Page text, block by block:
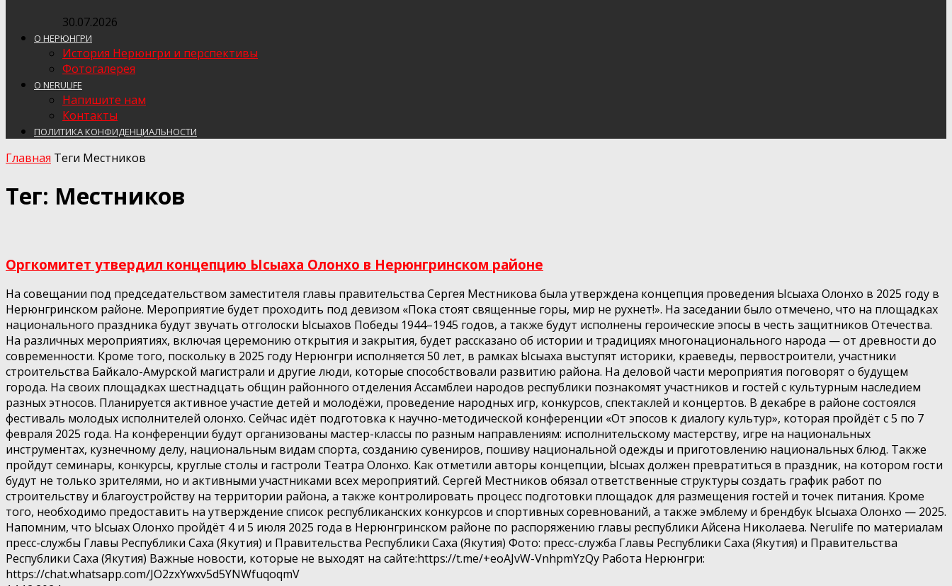
30.07.2026
О НЕРЮНГРИ
История Нерюнгри и перспективы
Фотогалерея
О NERULIFE
Напишите нам
Контакты
ПОЛИТИКА КОНФИДЕНЦИАЛЬНОСТИ
Главная Теги Местников
Тег: Местников
Оргкомитет утвердил концепцию Ысыаха Олонхо в Нерюнгринском районе
На совещании под председательством заместителя главы правительства Сергея Местникова была утверждена концепция проведения Ысыаха Олонхо в 2025 году в
Нерюнгринском районе. Мероприятие будет проходить под девизом «Пока стоят священные горы, мир не рухнет!». На заседании было отмечено, что на площадках
национального праздника будут звучать отголоски Ысыахов Победы 1944–1945 годов, а также будут исполнены героические эпосы в честь защитников Отечества.
На различных мероприятиях, включая церемонию открытия и закрытия, будет рассказано об истории и традициях многонационального народа — от древности до
современности. Кроме того, поскольку в 2025 году Нерюнгри исполняется 50 лет, в рамках Ысыаха выступят историки, краеведы, первостроители, участники
строительства Байкало-Амурской магистрали и другие люди, которые способствовали развитию района. На деловой части мероприятия поговорят о будущем
города. На своих площадках шестнадцать общин районного отделения Ассамблеи народов республики познакомят участников и гостей с культурным наследием
разных этносов. Планируется активное участие детей и молодёжи, проведение народных игр, конкурсов, спектаклей и концертов. В декабре в районе состоялся
фестиваль молодых исполнителей олонхо. Сейчас идёт подготовка к научно-методической конференции «От эпосов к диалогу культур», которая пройдёт с 5 по 7
февраля 2025 года. На конференции будут организованы мастер-классы по разным направлениям: исполнительскому мастерству, игре на национальных
инструментах, кузнечному делу, национальным видам спорта, созданию сувениров, пошиву национальной одежды и приготовлению национальных блюд. Также
пройдут семинары, конкурсы, круглые столы и гастроли Театра Олонхо. Как отметили авторы концепции, Ысыах должен превратиться в праздник, на котором гости
будут не только зрителями, но и активными участниками всех мероприятий. Сергей Местников обязал ответственные структуры создать график работ по
строительству и благоустройству на территории района, а также контролировать процесс подготовки площадок для размещения гостей и точек питания. Кроме
того, необходимо предоставить на утверждение список республиканских конкурсов и спортивных соревнований, а также эмблему и брендбук Ысыаха Олонхо — 2025.
Напомним, что Ысыах Олонхо пройдёт 4 и 5 июля 2025 года в Нерюнгринском районе по распоряжению главы республики Айсена Николаева. Nerulife по материалам
пресс-службы Главы Республики Саха (Якутия) и Правительства Республики Саха (Якутия) Фото: пресс-служба Главы Республики Саха (Якутия) и Правительства
Республики Саха (Якутия) Важные новости, которые не выходят на сайте:https://t.me/+eoAJvW-VnhpmYzQy Работа Нерюнгри:
https://chat.whatsapp.com/JO2zxYwxv5d5YNWfuqoqmV